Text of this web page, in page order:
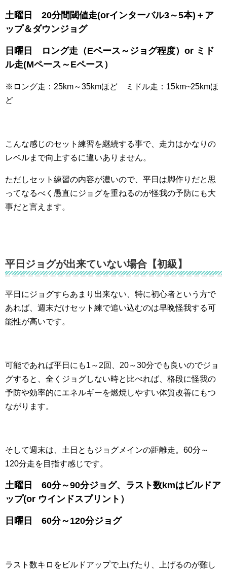
土曜日 20分間閾値走(orインターバル3～5本)＋ア
ップ＆ダウンジョグ
日曜日 ロング走（Eペース～ジョグ程度）or ミド
ル走(Mペース～Eペース）
※ロング走：25km～35kmほど ミドル走：15km~25kmほ
ど
こんな感じのセット練習を継続する事で、走力はかなりの
レベルまで向上するに違いありません。
ただしセット練習の内容が濃いので、平日は脚作りだと思
ってなるべく愚直にジョグを重ねるのが怪我の予防にも大
事だと言えます。
平日ジョグが出来ていない場合【初級】
平日にジョグすらあまり出来ない、特に初心者という方で
あれば、週末だけセット練で追い込むのは早晩怪我する可
能性が高いです。
可能であれば平日にも1～2回、20～30分でも良いのでジョ
グすると、全くジョグしない時と比べれば、格段に怪我の
予防や効率的にエネルギーを燃焼しやすい体質改善にもつ
ながります。
そして週末は、土日ともジョグメインの距離走。60分～
120分走を目指す感じです。
土曜日 60分～90分ジョグ、ラスト数kmはビルドア
ップ(or ウインドスプリント）
日曜日 60分～120分ジョグ
ラスト数キロをビルドアップで上げたり、上げるのが難し